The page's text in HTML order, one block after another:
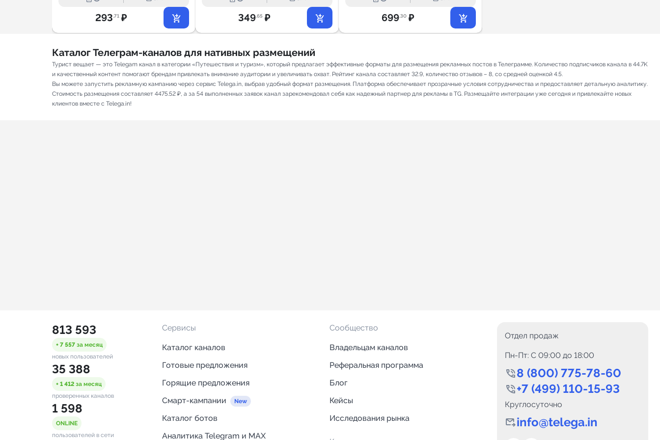
293.71 ₽ 349.65 ₽ 699.30 ₽
Каталог Телеграм-каналов для нативных размещений
Турист вещает — это Telegam канал в категории «Путешествия и туризм», который предлагает эффективные форматы для размещения рекламных постов в Телеграмме. Количество подписчиков канала в 44.7K
и качественный контент помогают брендам привлекать внимание аудитории и увеличивать охват. Рейтинг канала составляет 32.9, количество отзывов – 8, со средней оценкой 4.5.
Вы можете запустить рекламную кампанию через сервис Telega.in, выбрав удобный формат размещения. Платформа обеспечивает прозрачные условия сотрудничества и предоставляет детальную аналитику.
Стоимость размещения составляет 4475.52 ₽, а за 54 выполненных заявок канал зарекомендовал себя как надежный партнер для рекламы в TG. Размещайте интеграции уже сегодня и привлекайте новых
клиентов вместе с Telega.in!
813 593
+ 7 557 за месяц
новых пользователей
35 388
+ 1 412 за месяц
проверенных каналов
1 598
ONLINE
пользователей в сети
Сервисы
Каталог каналов
Готовые предложения
Горящие предложения
Смарт-кампании
Каталог ботов
Аналитика Telegram и MAX
Сообщество
Владельцам каналов
Реферальная программа
Блог
Кейсы
Исследования рынка
Отдел продаж
Пн-Пт: C 09:00 до 18:00
8 (800) 775-78-60
+7 (499) 110-15-93
Круглосуточно
info@telega.in